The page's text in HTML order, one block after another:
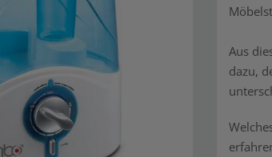
Aus
dazu,